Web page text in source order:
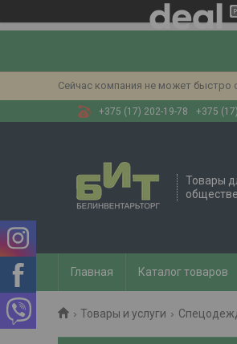
Сейчас компания не может быстро
+375 (17) 202-19-78 +375
Товары
Главная Каталог товаров
Товары и услуги